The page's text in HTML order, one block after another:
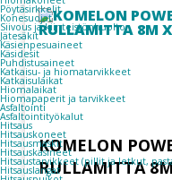
Pöytäsirkkelit
Konesuojat
Siivous ja kiinteistönhuolto
Jätesäkit
Käsienpesuaineet
Käsidesit
Puhdistusaineet
Katkaisu- ja hiomatarvikkeet
Katkaisulaikat
Hiomalaikat
Hiomapaperit ja tarvikkeet
Asfaltointi
Asfaltointityökalut
Hitsaus
Hitsauskoneet
Hitsausmaskit
Hitsauskäsineet
Hitsaustarvikkeet (pillit ja letkut,
Hitsauslangat
KOMELON
RULLAMITTA